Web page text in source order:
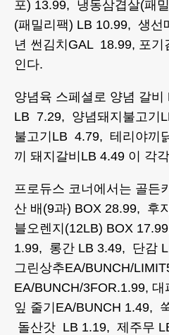
포) 13.99, 냉동삼겹살(패
(패밀리팩) LB 10.99, 생선
년 썬김치GAL 18.99, 포
인다.
양념육 스페셜로 양념 갈비
LB 7.29, 양념돼지불고기
불고기LB 4.79, 테리야끼
끼 돼지갈비LB 4.49 이 각
프로듀스 코너에서는 골든
산 배(9과) BOX 28.99, 후
블오렌지(12LB) BOX
1.99, 롱간 LB 3.49, 단감
그린상추EA/BUNCH/
EA/BUNCH/3FOR.1.99,
잎 줄기EA/BUNCH 1.49,
돌산갓 LB 1.19, 제주무